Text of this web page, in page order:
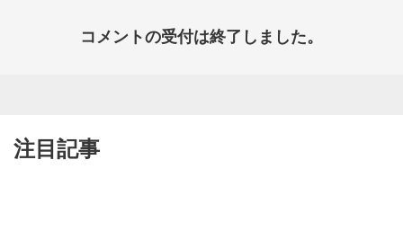
コメントの受付は終了しました。
注目記事